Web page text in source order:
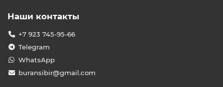
Наши контакты
+7 923 745-95-66
Telegram
WhatsApp
buransibir@gmail.com